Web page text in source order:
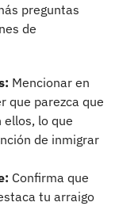
preguntas
de
Mencionar en
que parezca que
lo que
de inmigrar
Confirma que
tu arraigo